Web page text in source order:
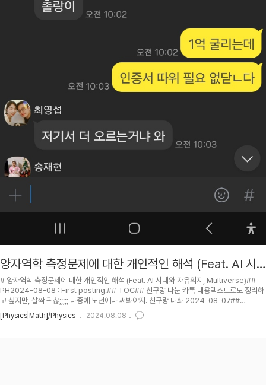
양자역학 측정문제에 대한 개인적인 해석 (Feat. AI 시
대와 자유의지, Multiverse)
# 양자역학 측정문제에 대한 개인적인 해석 (Feat. AI 시대와 자유의지, Multiverse)##
PH2024-08-08 : First posting.## TOC## 친구랑 나눈 카톡 내용텍스트로도 정리하
고 싶지만, 살짝 귀찮;;;;; 나중에 노년에나 써봐야지. 친구랑 대화 2024-08-07##
RRA[Physics/Math/Science]--Physics of kipid's Recoeve.net:
https://recoeve.net/user/kipid/mode/multireco?cat=
[Physics|Math]/Physics 2024.08.08